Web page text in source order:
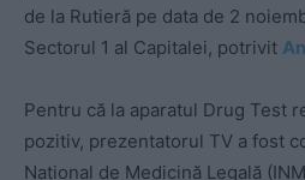
de la Rutieră pe data de 2
Sectorul 1 al Capitalei, potrivit
Pentru că la aparatul Drug Test
pozitiv, prezentatorul TV a fost
Național de Medicină Legală